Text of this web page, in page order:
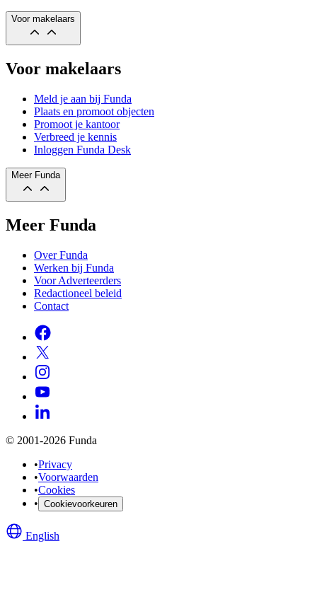
Voor makelaars
Voor makelaars
Meld je aan bij Funda
Plaats en promoot objecten
Promoot je kantoor
Verbreed je kennis
Inloggen Funda Desk
Meer Funda
Meer Funda
Over Funda
Werken bij Funda
Voor Adverteerders
Redactioneel beleid
Contact
© 2001-2026 Funda
•Privacy
•Voorwaarden
•Cookies
• Cookievoorkeuren
English